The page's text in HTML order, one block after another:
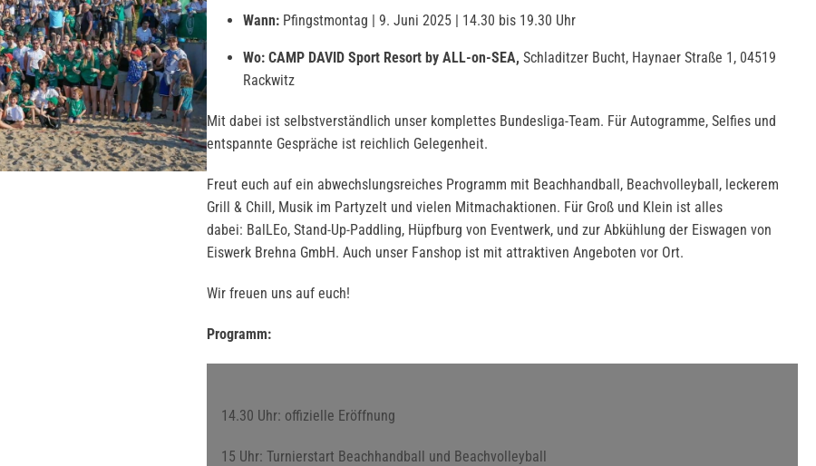
Wann: Pfingstmontag | 9. Juni 2025 | 14.30 bis 19.30 Uhr
Wo: CAMP DAVID Sport Resort by ALL-on-SEA, Schladitzer Bucht, Haynaer Straße 1, 04519
Rackwitz
Mit dabei ist selbstverständlich unser komplettes Bundesliga-Team. Für Autogramme, Selfies und
entspannte Gespräche ist reichlich Gelegenheit.
Freut euch auf ein abwechslungsreiches Programm mit Beachhandball, Beachvolleyball, leckerem
Grill & Chill, Musik im Partyzelt und vielen Mitmachaktionen. Für Groß und Klein ist alles
dabei: BalLEo, Stand-Up-Paddling, Hüpfburg von Eventwerk, und zur Abkühlung der Eiswagen von
Eiswerk Brehna GmbH. Auch unser Fanshop ist mit attraktiven Angeboten vor Ort.
Wir freuen uns auf euch!
Programm:
14.30 Uhr: offizielle Eröffnung
15 Uhr: Turnierstart Beachhandball und Beachvolleyball